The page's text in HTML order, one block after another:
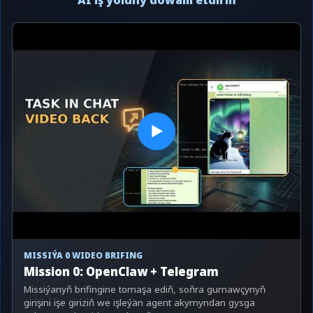
▶
MISSIÝA 0 WIDEO BRIFING
Mission 0: OpenClaw + Telegram
Missiýanyň brifingine tomaşa ediň, soňra gurnawçynyň
girişini işe giriziň we işleýän agent akymyndan gysga